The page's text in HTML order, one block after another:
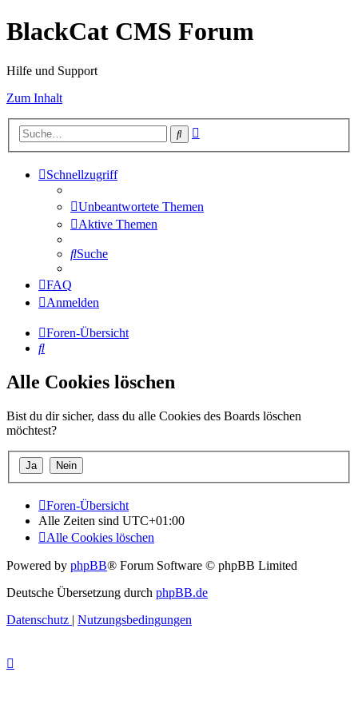
BlackCat CMS Forum
Hilfe und Support
Zum Inhalt
Suche
Schnellzugriff
Unbeantwortete Themen
Aktive Themen
Suche
FAQ
Anmelden
Foren-Übersicht
Suche
Alle Cookies löschen
Bist du dir sicher, dass du alle Cookies des Boards löschen
möchtest?
Foren-Übersicht
Alle Zeiten sind UTC+01:00
Alle Cookies löschen
Powered by phpBB® Forum Software © phpBB Limited
Deutsche Übersetzung durch phpBB.de
Datenschutz | Nutzungsbedingungen